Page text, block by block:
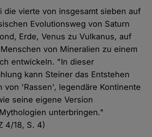
die vierte von insgesamt sieben auf
Evolutionsweg von Saturn
Erde, Venus zu Vulkanus, auf
von Mineralien zu einem
entwickeln. "In dieser
kann Steiner das Entstehen
von 'Rassen', legendäre Kontinente
seine eigene Version
unterbringen."
4/18, S. 4)